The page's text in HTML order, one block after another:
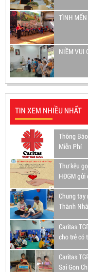
TÌNH
NIỀM VUI
TIN XEM NHIỀU NHẤT
Thông
Miễn Phí
Thư kêu
HĐGM gửi
Chung tay
Thành
Caritas
cho trẻ có
Caritas
Sai Gon